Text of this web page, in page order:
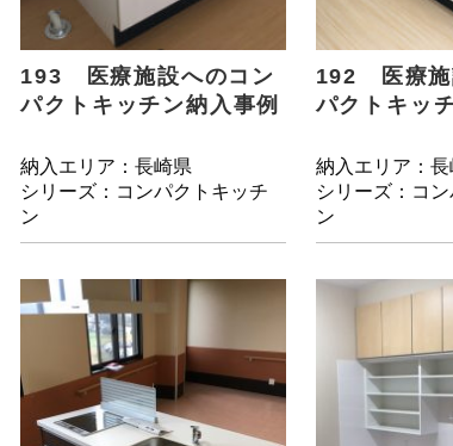
193 医療施設へのコン
パクトキッチン納入事例
納入エリア：長崎県
シリーズ：コンパクトキッチ
ン
192 医療施
パクトキッ
納入エリア：長
シリーズ：コ
ン